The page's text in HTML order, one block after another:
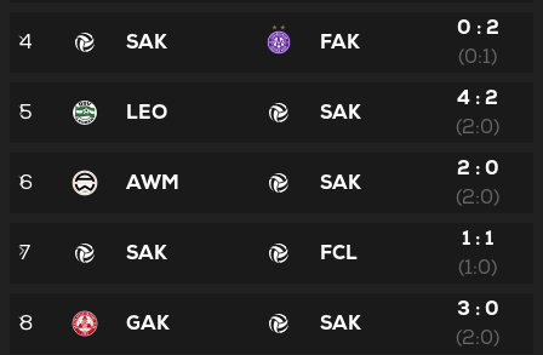
4 SAK FAK
0 : 2
(0:1)
5 LEO SAK
4 : 2
(2:0)
6 AWM SAK
2 : 0
(2:0)
7 SAK FCL
1 : 1
(1:0)
8 GAK SAK
3 : 0
(2:0)